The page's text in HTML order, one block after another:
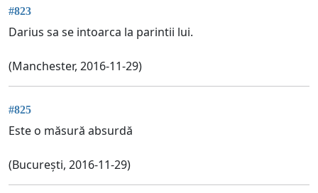
#823
Darius sa se intoarca la parintii lui.
(Manchester, 2016-11-29)
#825
Este o măsură absurdă
(București, 2016-11-29)